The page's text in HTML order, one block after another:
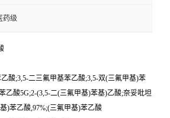
药级
酸;3,5-二三氟甲基苯乙酸;3,5-双(三氟甲基)苯
乙酸5G;2-(3,5-二(三氟甲基)苯基)乙酸;奈妥吡坦
)苯乙酸,97%;(三氟甲基)苯乙酸